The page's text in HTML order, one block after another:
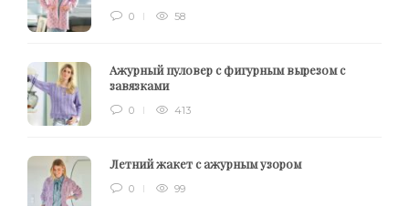
0 58
Ажурный пуловер с фигурным вырезом с
завязками
0 413
Летний жакет с ажурным узором
0 99